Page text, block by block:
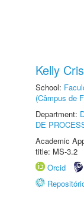
Kelly
School:
(Câmpus de
Department:
DE
Academic
title: MS-3.2
Orcid